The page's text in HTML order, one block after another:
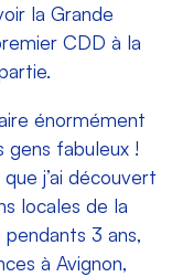
la Grande
CDD à la
énormément
fabuleux !
j’ai découvert
locales de la
pendants 3 ans,
à Avignon,